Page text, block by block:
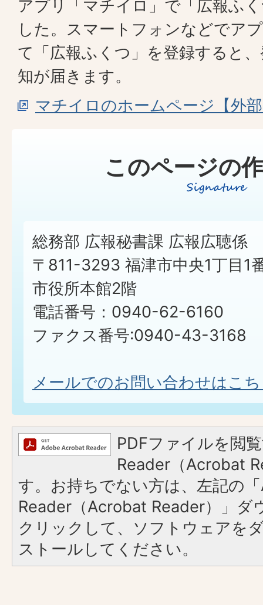
アプリ「マチイロ」で「広報ふ
した。スマートフォンなどでア
て「広報ふくつ」を登録すると
知が届きます。
マチイロのホームページ【外
このページの
総務部 広報秘書課 広報広聴係
〒811-3293 福津市中央1丁目1
市役所本館2階
電話番号：0940-62-6160
ファクス番号:0940-43-3168
メールでのお問い合わせはこ
PDFファイルを閲
Reader（Acrobat
す。お持ちでない方は、左記の
Reader（Acrobat Reader）」ダ
クリックして、ソフトウェアを
ストールしてください。